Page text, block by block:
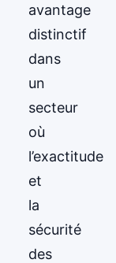
avantage
distinctif
dans
un
secteur
où
l’exactitude
et
la
sécurité
des